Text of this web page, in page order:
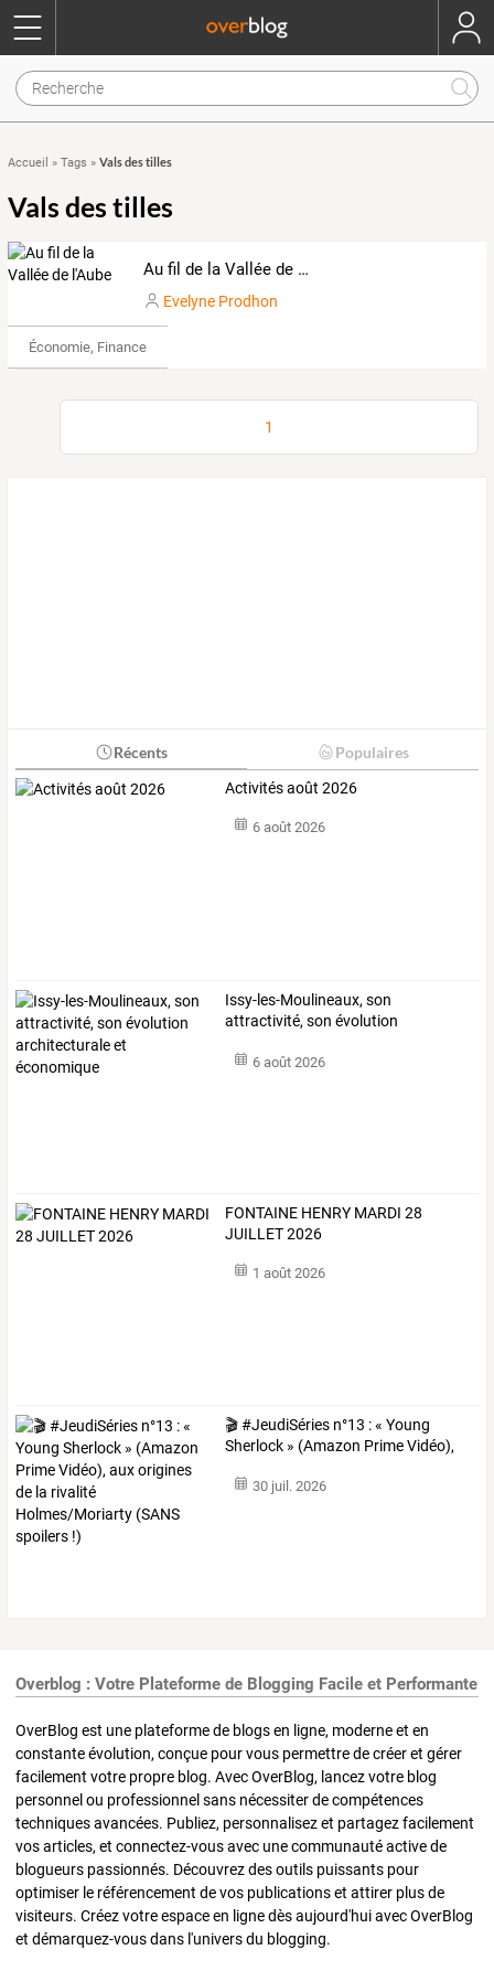
Accueil » Tags » Vals des tilles
Vals des tilles
Au fil de la Vallée de l'Aube
Evelyne Prodhon
Économie, Finance & Droit
1
Récents Populaires
Activités août 2026
6 août 2026
Issy-les-Moulineaux, son
attractivité, son évolution
6 août 2026
FONTAINE HENRY MARDI 28
JUILLET 2026
1 août 2026
🎬#JeudiSéries n°13 :« Young
Sherlock » (Amazon PrimeVidéo),
30 juil. 2026
Overblog : Votre Plateforme de Blogging Facile et Performante
OverBlog est une plateforme de blogs en ligne, moderne et en
constante évolution, conçue pour vous permettre de créer et gérer
facilement votre propre blog. Avec OverBlog, lancez votre blog
personnel ou professionnel sans nécessiter de compétences
techniques avancées. Publiez, personnalisez et partagez facilement
vos articles, et connectez-vous avec une communauté active de
blogueurs passionnés. Découvrez des outils puissants pour
optimiser le référencement de vos publications et attirer plus de
visiteurs. Créez votre espace en ligne dès aujourd'hui avec OverBlog
et démarquez-vous dans l'univers du blogging.